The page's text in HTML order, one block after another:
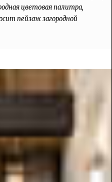
цветовая палитра,
пейзаж загородной